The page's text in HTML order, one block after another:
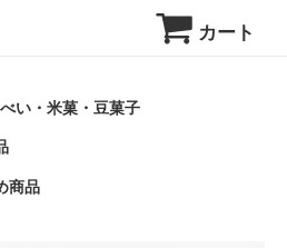
カート
い・米菓・豆菓子
商品